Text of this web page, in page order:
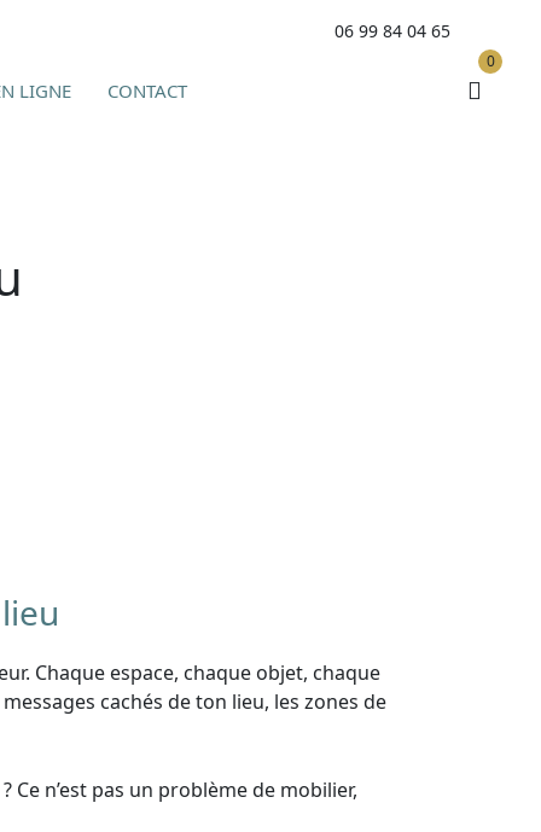
06 99 84 04 65
LIGNE CONTACT
0
Chaque espace, chaque objet, chaque
cachés de ton lieu, les zones de
n’est pas un problème de mobilier,